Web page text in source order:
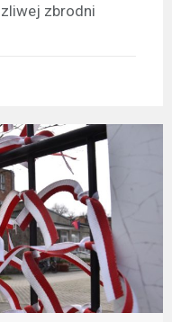
zbrodni